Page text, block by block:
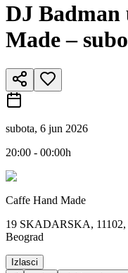
DJ Badman
Made –
subota, 6 jun 2026
20:00 - 00:00h
Caffe Hand Made
19 SKADARSKA, 11102,
Beograd
Izlasci